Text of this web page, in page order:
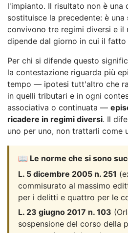
l'impianto. Il risultato non è una
sostituisce la precedente: è una
convivono tre regimi diversi e il
dipende dal giorno in cui il fatto
Per chi si difende questo
la contestazione riguarda più
tempo — ipotesi tutt'altro che
in quelli tributari e in ogni
associativa o continuata —
ricadere in regimi diversi. Il
uno per uno, non trattarli come
📖 Le norme che si sono
L. 5 dicembre 2005 n. 251
commisurato al massimo
per i delitti e quattro per le
L. 23 giugno 2017 n. 103
sospensione del corso della